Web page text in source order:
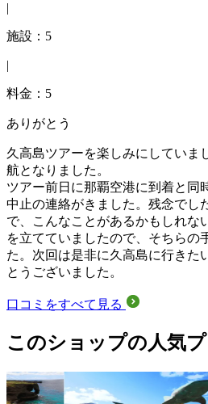
|
施設：5
|
料金：5
ありがとう
久高島ツアーを楽しみにしていま
航となりました。
ツアー前日に那覇空港に到着と同
中止の連絡がきました。残念でし
で、こんなことがあるかもしれな
を立てていましたので、そちらの
た。次回は是非に久高島に行きた
とうございました。
口コミをすべて見る
このショップの人気